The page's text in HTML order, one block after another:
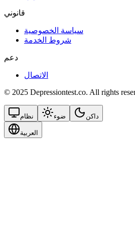
قانوني
سياسة الخصوصية
شروط الخدمة
دعم
الاتصال
© 2025 Depressiontest.co. All rights
نظام ضوء داكن
العربية